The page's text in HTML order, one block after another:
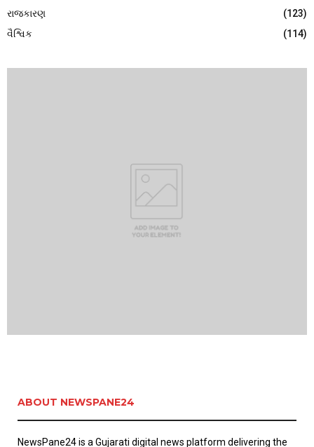
રાજકારણ
(123)
વૈશ્વિક
(114)
ABOUT NEWSPANE24
NewsPane24 is a Gujarati digital news platform delivering the